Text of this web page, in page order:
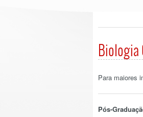
Biologia
Para maiores
Pós-